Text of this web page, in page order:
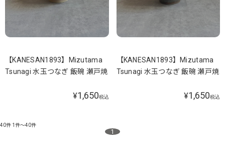
【KANESAN1893】Mizutama
Tsunagi 水玉つなぎ 飯碗 瀬戸焼
¥1,650税込
【KANESAN1893】Mizutama
Tsunagi 水玉つなぎ 飯碗 瀬戸焼
¥1,650税込
40件 1件～40件
1